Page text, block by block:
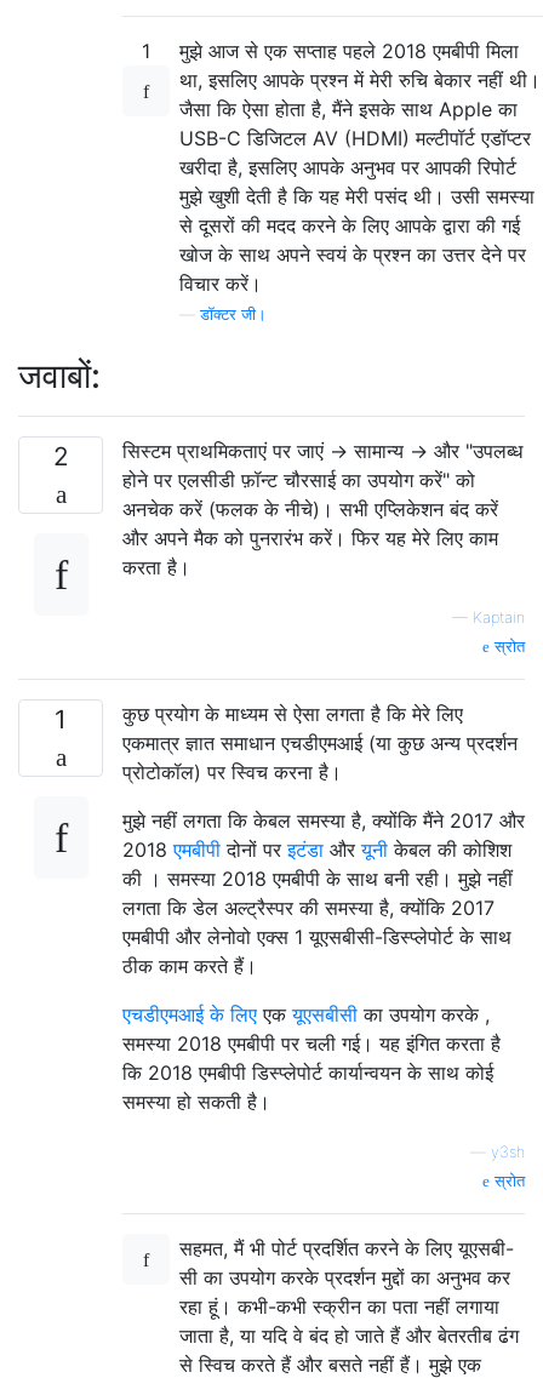
1
मुझे आज से एक सप्ताह पहले 2018 एमबीपी मिला
था, इसलिए आपके प्रश्न में मेरी रुचि बेकार नहीं थी।
जैसा कि ऐसा होता है, मैंने इसके साथ Apple का
USB-C डिजिटल AV (HDMI) मल्टीपॉर्ट एडॉप्टर
खरीदा है, इसलिए आपके अनुभव पर आपकी रिपोर्ट
मुझे खुशी देती है कि यह मेरी पसंद थी। उसी समस्या
से दूसरों की मदद करने के लिए आपके द्वारा की गई
खोज के साथ अपने स्वयं के प्रश्न का उत्तर देने पर
विचार करें।
—डॉक्टर जी।
जवाबों:
2
सिस्टम प्राथमिकताएं पर जाएं -> सामान्य -> ​​और "उपलब्ध
होने पर एलसीडी फ़ॉन्ट चौरसाई का उपयोग करें" को
अनचेक करें (फलक के नीचे)। सभी एप्लिकेशन बंद करें
और अपने मैक को पुनरारंभ करें। फिर यह मेरे लिए काम
करता है।
— Kaptain
स्रोत
1
कुछ प्रयोग के माध्यम से ऐसा लगता है कि मेरे लिए
एकमात्र ज्ञात समाधान एचडीएमआई (या कुछ अन्य प्रदर्शन
प्रोटोकॉल) पर स्विच करना है।
मुझे नहीं लगता कि केबल समस्या है, क्योंकि मैंने 2017 और
2018एमबीपी दोनों परइटंडा औरयूनी केबल की कोशिश
की । समस्या 2018 एमबीपी के साथ बनी रही। मुझे नहीं
लगता कि डेल अल्ट्रैस्पर की समस्या है, क्योंकि 2017
एमबीपी और लेनोवो एक्स 1 यूएसबीसी-डिस्प्लेपोर्ट के साथ
ठीक काम करते हैं।
एचडीएमआई के लिए एकयूएसबीसी का उपयोग करके ,
समस्या 2018 एमबीपी पर चली गई। यह इंगित करता है
कि 2018 एमबीपी डिस्प्लेपोर्ट कार्यान्वयन के साथ कोई
समस्या हो सकती है।
y3sh
स्रोत
सहमत, मैं भी पोर्ट प्रदर्शित करने के लिए यूएसबी-
सी का उपयोग करके प्रदर्शन मुद्दों का अनुभव कर
रहा हूं। कभी-कभी स्क्रीन का पता नहीं लगाया
जाता है, या यदि वे बंद हो जाते हैं और बेतरतीब ढंग
से स्विच करते हैं और बसते नहीं हैं। मुझे एक